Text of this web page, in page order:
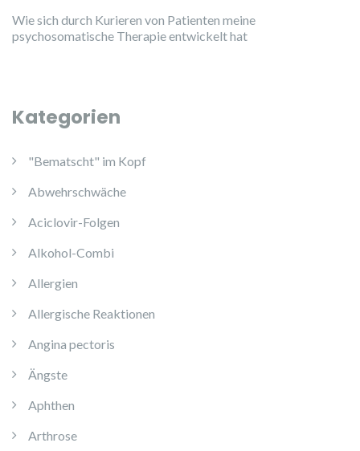
Wie sich durch Kurieren von Patienten meine
psychosomatische Therapie entwickelt hat
Kategorien
"Bematscht" im Kopf
Abwehrschwäche
Aciclovir-Folgen
Alkohol-Combi
Allergien
Allergische Reaktionen
Angina pectoris
Ängste
Aphthen
Arthrose